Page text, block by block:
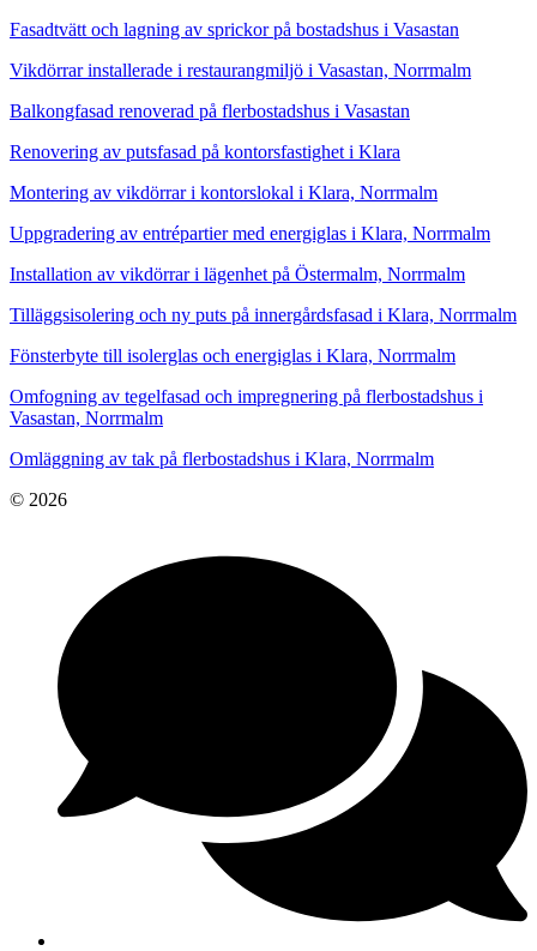
Fasadtvätt och lagning av sprickor på bostadshus i Vasastan
Vikdörrar installerade i restaurangmiljö i Vasastan, Norrmalm
Balkongfasad renoverad på flerbostadshus i Vasastan
Renovering av putsfasad på kontorsfastighet i Klara
Montering av vikdörrar i kontorslokal i Klara, Norrmalm
Uppgradering av entrépartier med energiglas i Klara, Norrmalm
Installation av vikdörrar i lägenhet på Östermalm, Norrmalm
Tilläggsisolering och ny puts på innergårdsfasad i Klara, Norrmalm
Fönsterbyte till isolerglas och energiglas i Klara, Norrmalm
Omfogning av tegelfasad och impregnering på flerbostadshus i
Vasastan, Norrmalm
Omläggning av tak på flerbostadshus i Klara, Norrmalm
© 2026